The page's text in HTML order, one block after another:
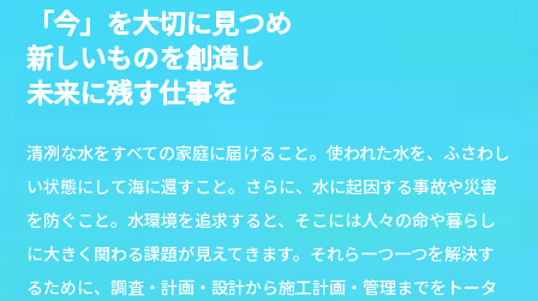
「今」を大切に見つめ
新しいものを創造し
未来に残す仕事を
清冽な水をすべての家庭に届けること。使われた水を、ふさわし
い状態にして海に還すこと。さらに、水に起因する事故や災害
を防ぐこと。水環境を追求すると、そこには人々の命や暮らし
に大きく関わる課題が見えてきます。それら一つ一つを解決す
るために、調査・計画・設計から施工計画・管理までをトータ